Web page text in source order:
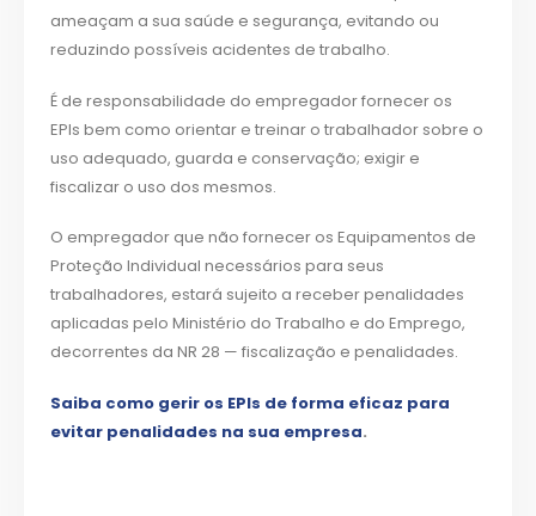
ameaçam a sua saúde e segurança, evitando ou
reduzindo possíveis acidentes de trabalho.
É de responsabilidade do empregador fornecer os
EPIs bem como orientar e treinar o trabalhador sobre o
uso adequado, guarda e conservação; exigir e
fiscalizar o uso dos mesmos.
O empregador que não fornecer os Equipamentos de
Proteção Individual necessários para seus
trabalhadores, estará sujeito a receber penalidades
aplicadas pelo Ministério do Trabalho e do Emprego,
decorrentes da NR 28 — fiscalização e penalidades.
Saiba como gerir os EPIs de forma eficaz para
evitar penalidades na sua empresa.